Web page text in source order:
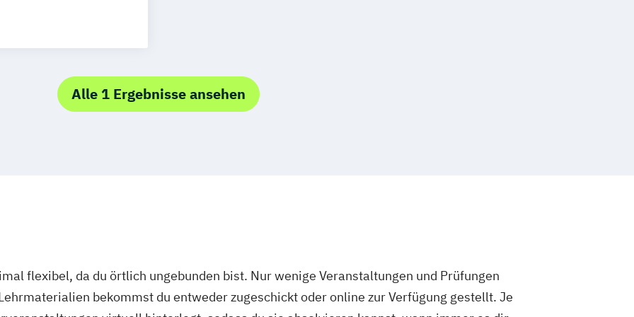
Alle 1 Ergebnisse ansehen
flexibel, da du örtlich ungebunden bist. Nur wenige Veranstaltungen und Prüfungen
bekommst du entweder zugeschickt oder online zur Verfügung gestellt. Je